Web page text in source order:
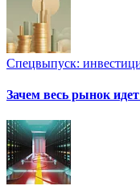
Спецвыпуск:
Зачем весь рынок